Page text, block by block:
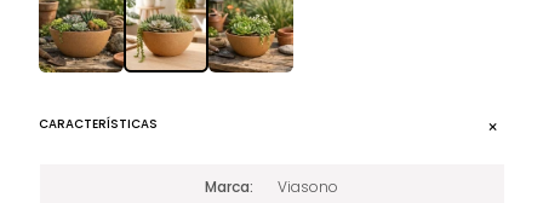
CARACTERÍSTICAS
Marca Viasono